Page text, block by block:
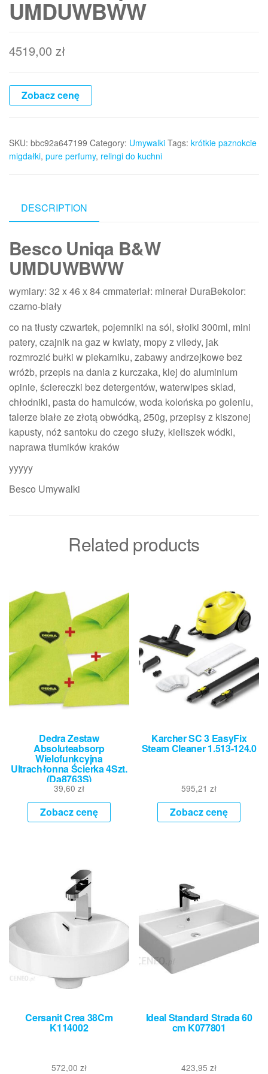
UMDUWBWW
4519,00 zł
Zobacz cenę
SKU: bbc92a647199 Category: Umywalki Tags: krótkie paznokcie
migdałki, pure perfumy, relingi do kuchni
DESCRIPTION
Besco Uniqa B&W
UMDUWBWW
wymiary: 32 x 46 x 84 cmmateriał: minerał DuraBekolor:
czarno-biały
co na tłusty czwartek, pojemniki na sól, słoiki 300ml, mini
patery, czajnik na gaz w kwiaty, mopy z viledy, jak
rozmrozić bułki w piekarniku, zabawy andrzejkowe bez
wróżb, przepis na dania z kurczaka, klej do aluminium
opinie, ściereczki bez detergentów, waterwipes sklad,
chłodniki, pasta do hamulców, woda kolońska po goleniu,
talerze białe ze złotą obwódką, 250g, przepisy z kiszonej
kapusty, nóż santoku do czego służy, kieliszek wódki,
naprawa tłumików kraków
yyyyy
Besco Umywalki
Related products
Dedra Zestaw
Absoluteabsorp
Wielofunkcyjna
Ultrachłonna Ścierka 4Szt.
(Da8763S)
39,60 zł
Zobacz cenę
Karcher SC 3 EasyFix
Steam Cleaner 1.513-124.0
595,21zł
Zobacz cenę
Cersanit Crea 38Cm
K114002
572,00 zł
Ideal Standard Strada 60
cm K077801
423,95zł